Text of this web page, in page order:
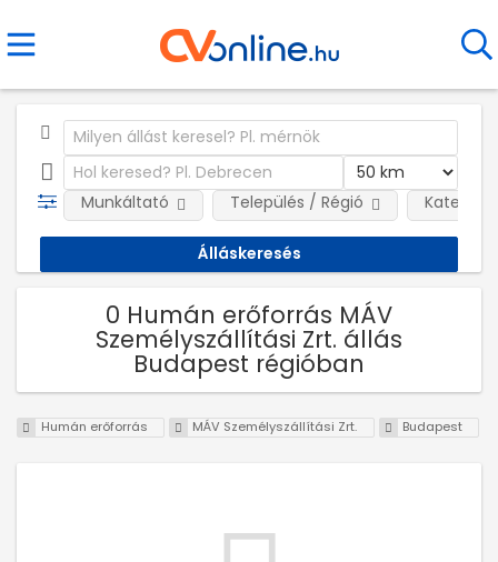
Munkáltató Település / Régió
0 Humán erőforrás MÁV
Személyszállítási Zrt. állás
Budapest régióban
Humán erőforrás MÁV Személyszállítási Zrt. Budapest